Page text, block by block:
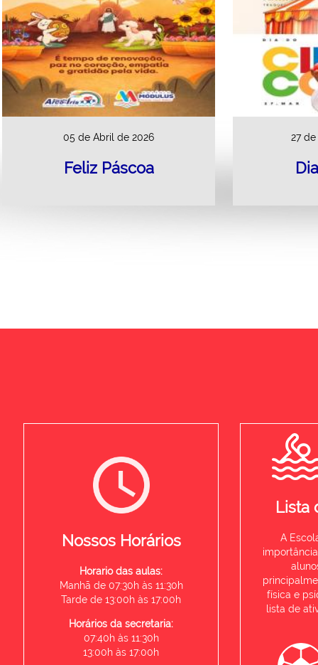
05 de Abril de 2026
Feliz Páscoa
27
Nossos Horários
Horario das aulas:
Manhã de 07:30h às 11:30h
Tarde de 13:00h às 17:00h
Horários da secretaria:
07:40h às 11:30h
13:00h às 17:00h
Lista
A
física e
lista de